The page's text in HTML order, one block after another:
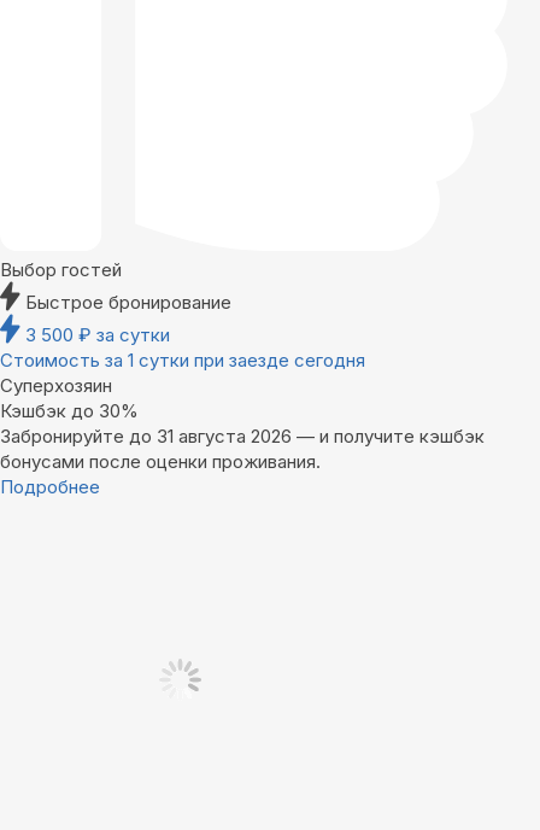
Выбор гостей
Быстрое бронирование
3 500 ₽ за сутки
Стоимость за 1 сутки при заезде сегодня
Суперхозяин
Кэшбэк до 30%
Забронируйте до 31 августа 2026 — и получите кэшбэк
бонусами после оценки проживания.
Подробнее